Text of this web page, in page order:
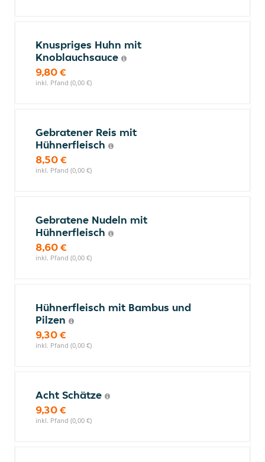
Knuspriges Huhn mit
Knoblauchsauce
9,80 €
inkl. Pfand (0,00 €)
Gebratener Reis mit
Hühnerfleisch
8,50 €
inkl. Pfand (0,00 €)
Gebratene Nudeln mit
Hühnerfleisch
8,60 €
inkl. Pfand (0,00 €)
Hühnerfleisch mit Bambus und
Pilzen
9,30 €
inkl. Pfand (0,00 €)
Acht Schätze
9,30 €
inkl. Pfand (0,00 €)